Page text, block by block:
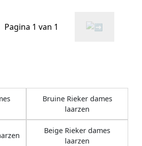
Pagina 1 van 1
Bruine Rieker dames
laarzen
Beige Rieker dames
laarzen